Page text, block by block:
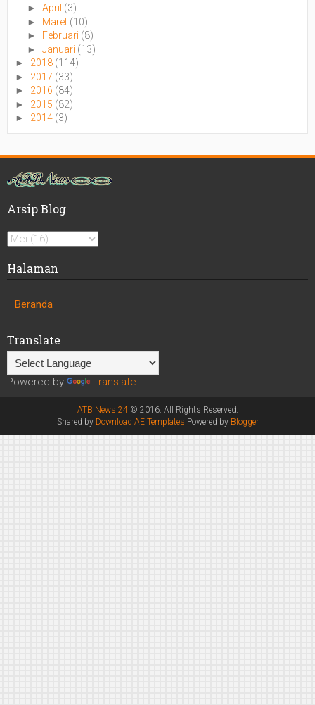
► April (3)
► Maret (10)
► Februari (8)
► Januari (13)
► 2018 (114)
► 2017 (33)
► 2016 (84)
► 2015 (82)
► 2014 (3)
Arsip Blog
Halaman
Beranda
Translate
Powered by Translate
ATB News 24© 2016. All Rights Reserved.
Shared by Download AE Templates Powered by Blogger